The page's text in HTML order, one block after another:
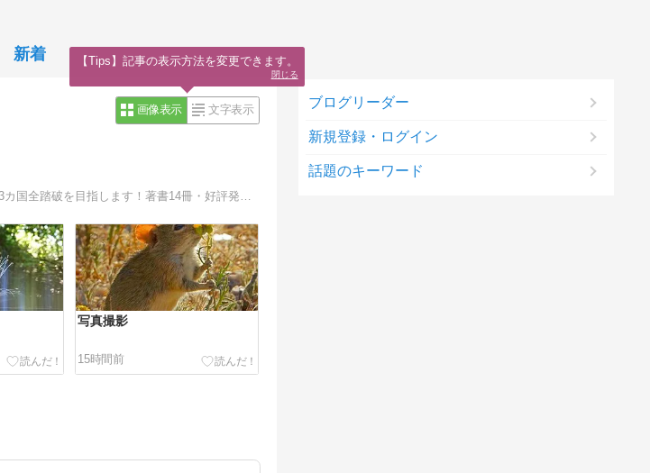
新着
画像表示 文字表示
写真撮影
15時間前
ブログリーダー
新規登録・ログイン
話題のキーワード
【Tips】記事の表示方法を変更できます。
閉じる